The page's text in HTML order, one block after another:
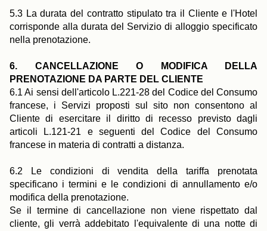
5.3 La durata del contratto stipulato tra il Cliente e l'Hotel
corrisponde alla durata del Servizio di alloggio specificato
nella prenotazione.
6. CANCELLAZIONE O MODIFICA DELLA
PRENOTAZIONE DA PARTE DEL CLIENTE
6.1 Ai sensi dell'articolo L.221-28 del Codice del Consumo
francese, i Servizi proposti sul sito non consentono al
Cliente di esercitare il diritto di recesso previsto dagli
articoli L.121-21 e seguenti del Codice del Consumo
francese in materia di contratti a distanza.
6.2 Le condizioni di vendita della tariffa prenotata
specificano i termini e le condizioni di annullamento e/o
modifica della prenotazione.
Se il termine di cancellazione non viene rispettato dal
cliente, gli verrà addebitato l'equivalente di una notte di